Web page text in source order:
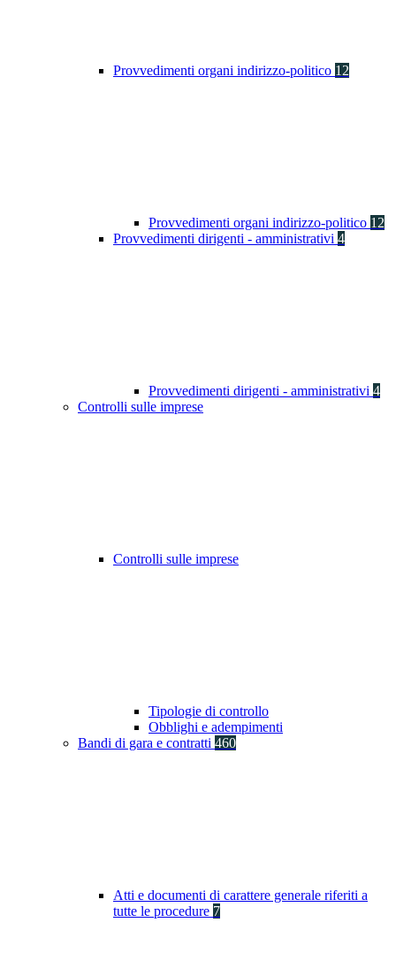
Provvedimenti organi indirizzo-politico 12
Provvedimenti organi indirizzo-politico 12
Provvedimenti dirigenti - amministrativi 4
Provvedimenti dirigenti - amministrativi 4
Controlli sulle imprese
Controlli sulle imprese
Tipologie di controllo
Obblighi e adempimenti
Bandi di gara e contratti 460
Atti e documenti di carattere generale riferiti a
tutte le procedure 7